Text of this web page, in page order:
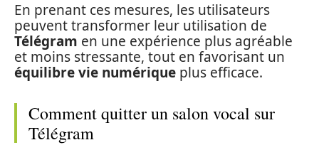
En prenant ces mesures, les utilisateurs
peuvent transformer leur utilisation de
Télégram en une expérience plus agréable
et moins stressante, tout en favorisant un
équilibre vie numérique plus efficace.
Comment quitter un salon vocal sur
Télégram